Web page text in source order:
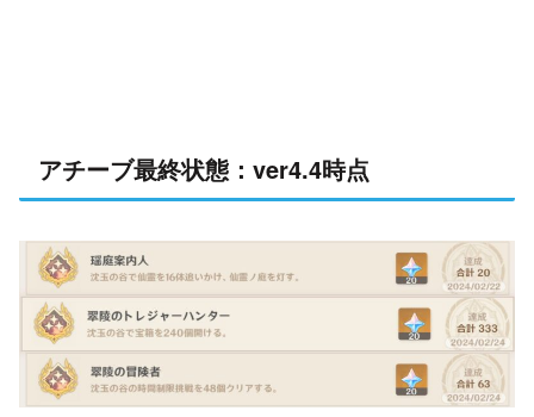
アチーブ最終状態：ver4.4時点